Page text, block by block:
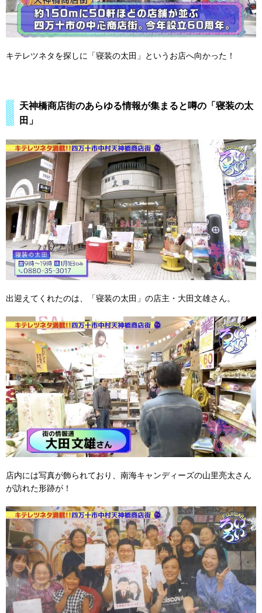
キテレツネタを探しに「寝装の太田」というお店へ向かった！
天神橋商店街のあらゆる情報が集まると噂の「寝装の太
田」
出迎えてくれたのは、「寝装の太田」の店主・大田文雄さん。
店内には写真が飾られており、南海キャンディーズの山里亮太さん
が訪れた形跡が！